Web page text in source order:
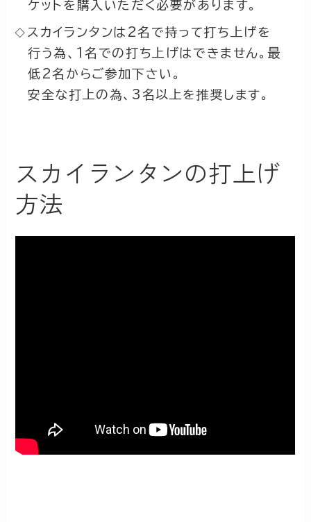
ケットを購入いただく必要があります。
スカイランタンは2名で持って打ち上げを
行う為、1名での打ち上げはできません。最
低2名からご参加下さい。
安全な打上の為、3名以上を推奨します。
スカイランタンの打上げ
方法